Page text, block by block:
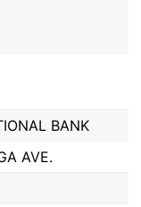
BANK
AVE.